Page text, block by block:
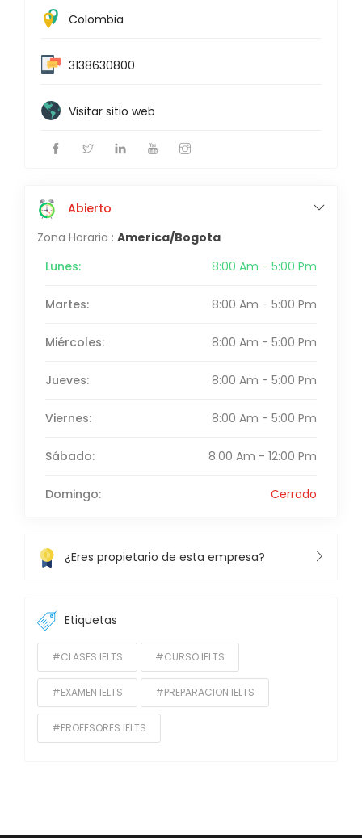
Colombia
3138630800
Visitar sitio web
Abierto
Zona Horaria : America/Bogota
Lunes:
8:00 Am - 5:00 Pm
Martes: 8:00 Am - 5:00 Pm
Miércoles: 8:00 Am - 5:00 Pm
Jueves: 8:00 Am - 5:00 Pm
Viernes: 8:00 Am - 5:00 Pm
Sábado: 8:00 Am - 12:00 Pm
Domingo: Cerrado
¿Eres propietario de esta empresa?
Etiquetas
#CLASES IELTS #CURSO IELTS
#EXAMEN IELTS #PREPARACION IELTS
#PROFESORES IELTS